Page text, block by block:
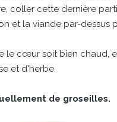
coller cette dernière
et la viande par-dessus
le cœur soit bien chaud,
et d'herbe.
de groseilles.